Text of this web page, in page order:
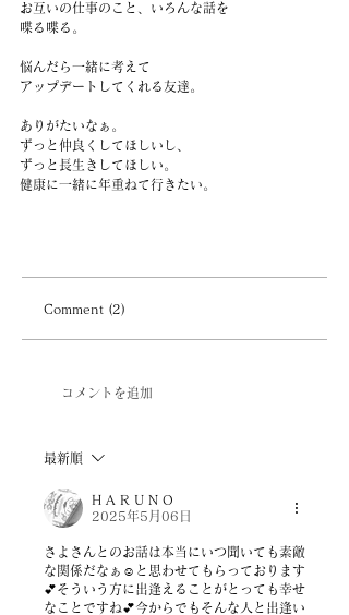
お互いの仕事のこと、いろんな話を
喋る喋る。
悩んだら一緒に考えて
アップデートしてくれる友達。
ありがたいなぁ。
ずっと仲良くしてほしいし、
ずっと長生きしてほしい。
健康に一緒に年重ねて行きたい。
Comment (2)
コメントを追加
最新順
H A R U N O
2025年5月06日
さよさんとのお話は本当にいつ聞いても素敵
な関係だなぁ☺️と思わせてもらっております
💕そういう方に出逢えることがとっても幸せ
なことですね💕今からでもそんな人と出逢い